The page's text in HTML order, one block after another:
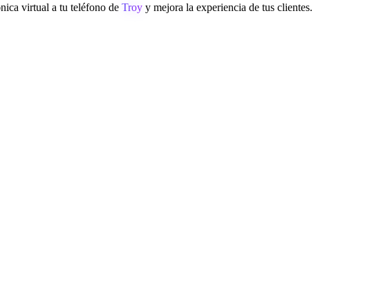
virtual a tu teléfono de Troy y mejora la experiencia de tus clientes.